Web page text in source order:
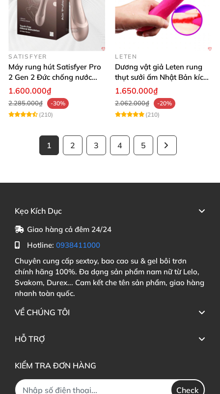
SATISFYER
Máy rung hút Satisfyer Pro
2 Gen 2 Đức chống nước
massage điểm G sạc pin
1.600.000₫
2.285.000₫
-30%
(210)
LETEN
Dương vật giả Leten rung
thụt sưởi ấm Nhật Bản kích
thích điểm G
1.650.000₫
2.062.000₫
-20%
(210)
1 2 3 4 5
Kẹo Kích Dục
Giao hàng cả đêm 24/24
Hotline: 0938411000
Chuyên cung cấp sextoy, bao cao su & gel bôi trơn
chính hãng 100%. Đa dạng sản phẩm nam nữ từ Lelo,
Svakom, Durex... Cam kết che tên sản phẩm, giao hàng
nhanh toàn quốc.
VỀ CHÚNG TÔI
HỖ TRỢ
KIỂM TRA ĐƠN HÀNG
Check